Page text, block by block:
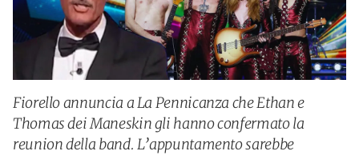
Fiorello annuncia a La Pennicanza che Ethan e
Thomas dei Maneskin gli hanno confermato la
reunion della band. L’appuntamento sarebbe